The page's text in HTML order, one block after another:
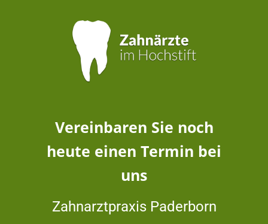
Vereinbaren Sie noch
heute einen Termin bei
uns
Zahnarztpraxis Paderborn